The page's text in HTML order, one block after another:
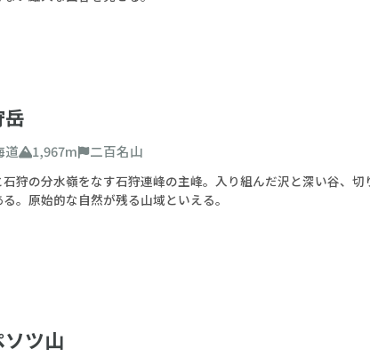
道 1,967m 二百名山
狩の分水嶺をなす石狩連峰の主峰。入り組んだ沢と深い谷、
。原始的な自然が残る山域といえる。
ソツ山